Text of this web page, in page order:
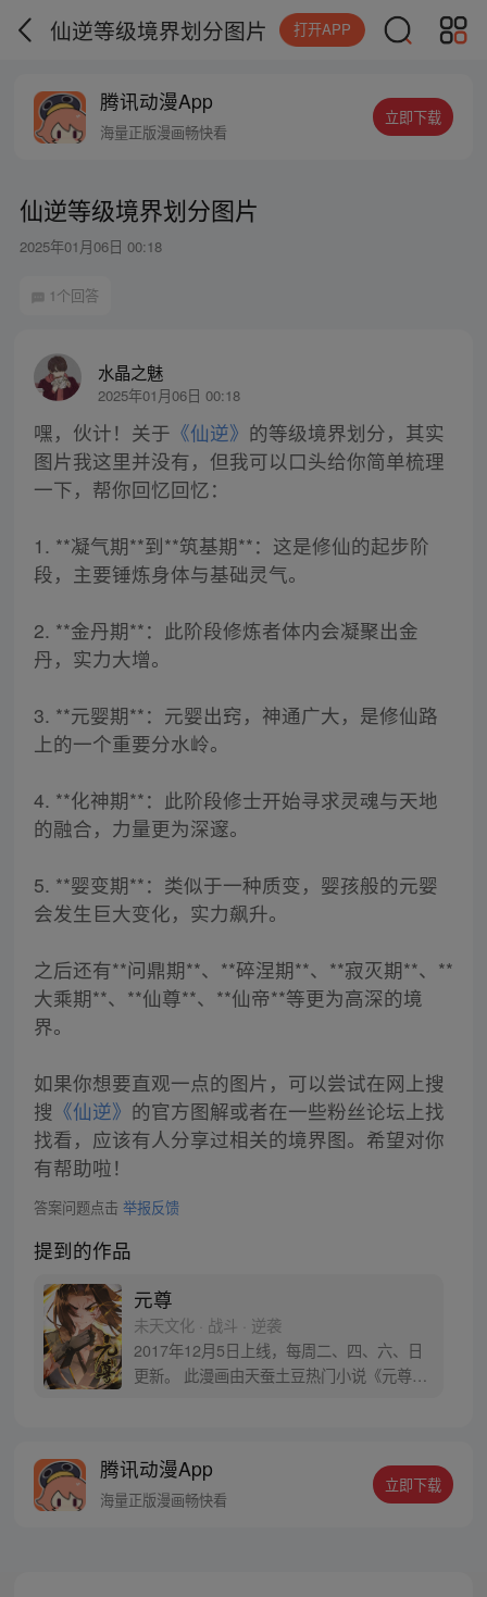
仙逆等级境界划分图片 打开APP
腾讯动漫App
海量正版漫画畅快看
立即下载
仙逆等级境界划分图片
2025年01月06日 00:18
1个回答
水晶之魅
2025年01月06日 00:18
嘿，伙计！关于 《仙逆》 的等级境界划分，其实
图片我这里并没有，但我可以口头给你简单梳理
一下，帮你回忆回忆：
1. **凝气期**到**筑基期**：这是修仙的起步阶
段，主要锤炼身体与基础灵气。
2. **金丹期**：此阶段修炼者体内会凝聚出金
丹，实力大增。
3. **元婴期**：元婴出窍，神通广大，是修仙路
上的一个重要分水岭。
4. **化神期**：此阶段修士开始寻求灵魂与天地
的融合，力量更为深邃。
5. **婴变期**：类似于一种质变，婴孩般的元婴
会发生巨大变化，实力飙升。
之后还有**问鼎期**、**碎涅期**、**寂灭期**、**
大乘期**、**仙尊**、**仙帝**等更为高深的境
界。
如果你想要直观一点的图片，可以尝试在网上搜
搜 《仙逆》 的官方图解或者在一些粉丝论坛上找
找看，应该有人分享过相关的境界图。希望对你
有帮助啦！
答案问题点击 举报反馈
提到的作品
元尊
未天文化 · 战斗 · 逆袭
2017年12月5日上线，每周二、四、六、日
更新。 此漫画由天蚕土豆热门小说《元尊》
腾讯动漫App
海量正版漫画畅快看
立即下载